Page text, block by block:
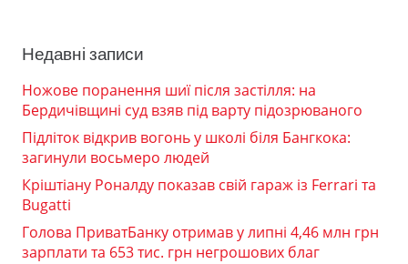
Недавні записи
Ножове поранення шиї після застілля: на
Бердичівщині суд взяв під варту підозрюваного
Підліток відкрив вогонь у школі біля Бангкока:
загинули восьмеро людей
Кріштіану Роналду показав свій гараж із Ferrari та
Bugatti
Голова ПриватБанку отримав у липні 4,46 млн грн
зарплати та 653 тис. грн негрошових благ